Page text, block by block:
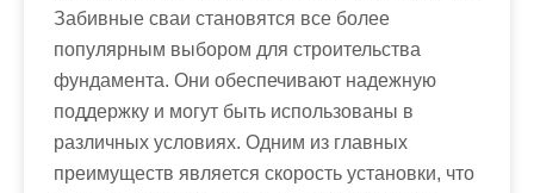
Забивные сваи становятся все более
популярным выбором для строительства
фундамента. Они обеспечивают надежную
поддержку и могут быть использованы в
различных условиях. Одним из главных
преимуществ является скорость установки, что